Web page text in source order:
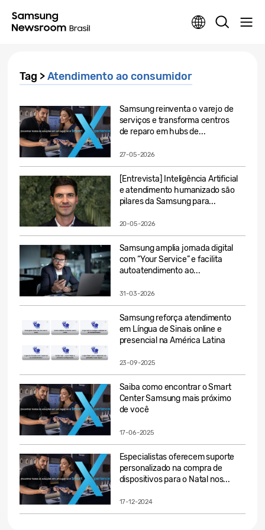
Tag >Atendimento ao consumidor
Samsung reinventa o varejo de
serviços e transforma centros
de reparo em hubs de...
27-05-2026
[Entrevista] Inteligência Artificial
e atendimento humanizado são
pilares da Samsung para...
20-05-2026
Samsung amplia jornada digital
com “Your Service” e facilita
autoatendimento ao...
31-03-2026
Samsung reforça atendimento
em Língua de Sinais online e
presencial na América Latina
23-09-2025
Saiba como encontrar o Smart
Center Samsung mais próximo
de você
17-06-2025
Especialistas oferecem suporte
personalizado na compra de
dispositivos para o Natal nos...
17-12-2024